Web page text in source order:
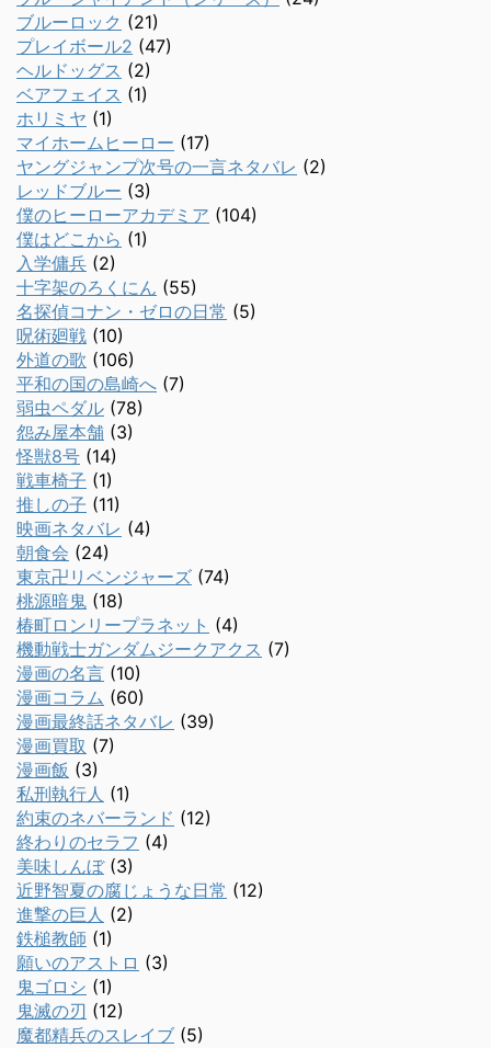
ブルーロック (21)
プレイボール2 (47)
ヘルドッグス (2)
ベアフェイス (1)
ホリミヤ (1)
マイホームヒーロー (17)
ヤングジャンプ次号の一言ネタバレ (2)
レッドブルー (3)
僕のヒーローアカデミア (104)
僕はどこから (1)
入学傭兵 (2)
十字架のろくにん (55)
名探偵コナン・ゼロの日常 (5)
呪術廻戦 (10)
外道の歌 (106)
平和の国の島崎へ (7)
弱虫ペダル (78)
怨み屋本舗 (3)
怪獣8号 (14)
戦車椅子 (1)
推しの子 (11)
映画ネタバレ (4)
朝食会 (24)
東京卍リベンジャーズ (74)
桃源暗鬼 (18)
椿町ロンリープラネット (4)
機動戦士ガンダムジークアクス (7)
漫画の名言 (10)
漫画コラム (60)
漫画最終話ネタバレ (39)
漫画買取 (7)
漫画飯 (3)
私刑執行人 (1)
約束のネバーランド (12)
終わりのセラフ (4)
美味しんぼ(3)
近野智夏の腐じょうな日常 (12)
進撃の巨人 (2)
鉄槌教師 (1)
願いのアストロ (3)
鬼ゴロシ (1)
鬼滅の刃 (12)
魔都精兵のスレイブ (5)